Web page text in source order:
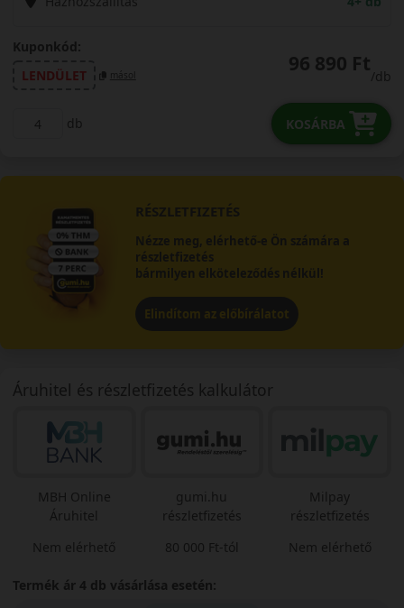
Kuponkód:
LENDÜLET
másol 96 890 Ft
/db
db KOSÁRBA
RÉSZLETFIZETÉS
Nézze meg, elérhető-e Ön számára a
részletfizetés
bármilyen elköteleződés nélkül!
Elindítom az előbírálatot
Áruhitel és részletfizetés kalkulátor
MBH Online
Áruhitel
Nem elérhető
gumi.hu
részletfizetés
80 000 Ft-tól
Milpay
részletfizetés
Nem elérhető
Termék ár 4 db vásárlása esetén: